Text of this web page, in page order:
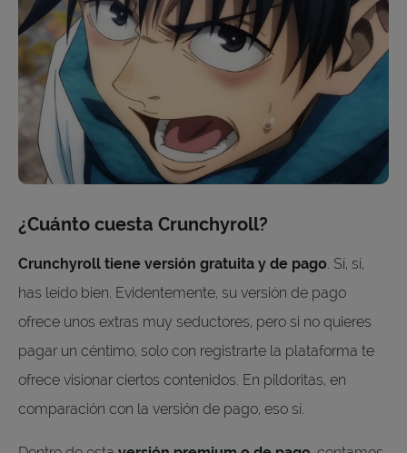
¿Cuánto cuesta Crunchyroll?
Crunchyroll tiene versión gratuita y de pago. Sí, sí,
has leído bien. Evidentemente, su versión de pago
ofrece unos extras muy seductores, pero si no quieres
pagar un céntimo, solo con registrarte la plataforma te
ofrece visionar ciertos contenidos. En pildoritas, en
comparación con la versión de pago, eso sí.